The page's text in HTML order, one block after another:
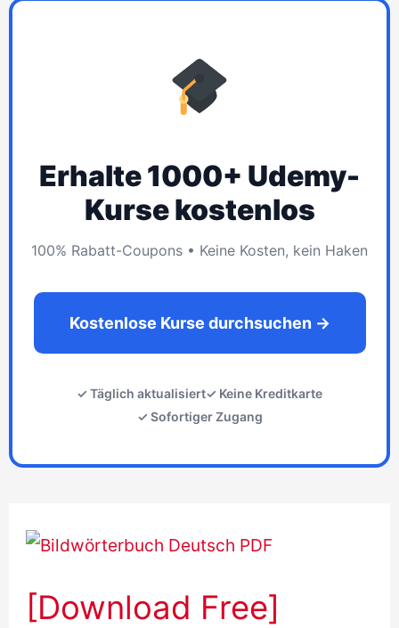
Erhalte 1000+ Udemy-
Kurse kostenlos
100% Rabatt-Coupons • Keine Kosten, kein Haken
Kostenlose Kurse durchsuchen →
✓ Täglich aktualisiert✓ Keine Kreditkarte
✓ Sofortiger Zugang
[Download Free]